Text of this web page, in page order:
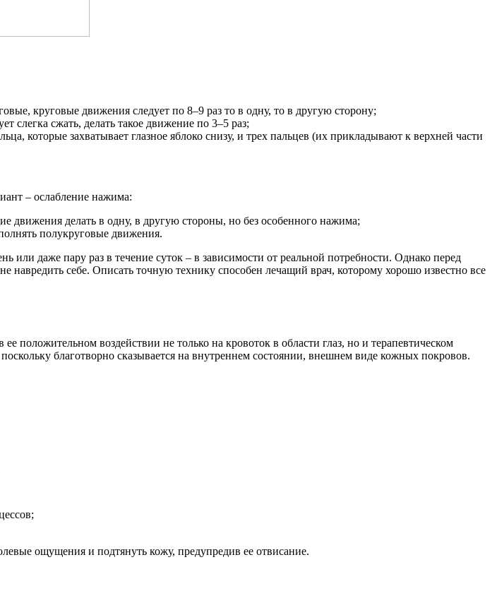
круговые движения следует по 8–9 раз то в одну, то в другую сторону;
слегка сжать, делать такое движение по 3–5 раз;
которые захватывает глазное яблоко снизу, и трех пальцев (их прикладывают к верхней части
– ослабление нажима:
движения делать в одну, в другую стороны, но без особенного нажима;
полукруговые движения.
даже пару раз в течение суток – в зависимости от реальной потребности. Однако перед
себе. Описать точную технику способен лечащий врач, которому хорошо известно все
положительном воздействии не только на кровоток в области глаз, но и терапевтическом
благотворно сказывается на внутреннем состоянии, внешнем виде кожных покровов.
ощущения и подтянуть кожу, предупредив ее отвисание.